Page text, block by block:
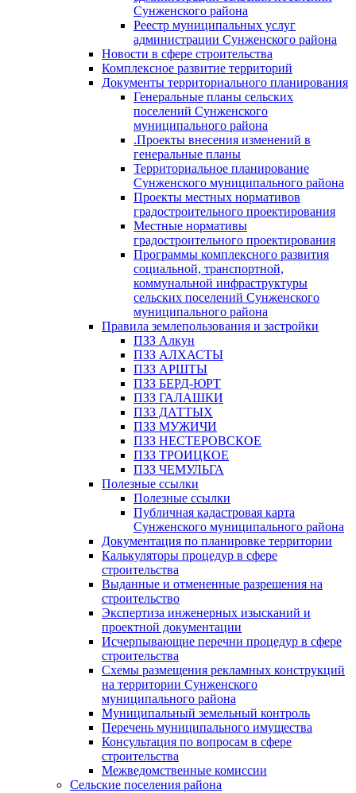
Сунженского района
Реестр муниципальных услуг
администрации Сунженского района
Новости в сфере строительства
Комплексное развитие территорий
Документы территориального планирования
Генеральные планы сельских
поселений Сунженского
муниципального района
.Проекты внесения изменений в
генеральные планы
Территориальное планирование
Сунженского муниципального района
Проекты местных нормативов
градостроительного проектирования
Местные нормативы
градостроительного проектирования
Программы комплексного развития
социальной, транспортной,
коммунальной инфраструктуры
сельских поселений Сунженского
муниципального района
Правила землепользования и застройки
ПЗЗ Алкун
ПЗЗ АЛХАСТЫ
ПЗЗ АРШТЫ
ПЗЗ БЕРД-ЮРТ
ПЗЗ ГАЛАШКИ
ПЗЗ ДАТТЫХ
ПЗЗ МУЖИЧИ
ПЗЗ НЕСТЕРОВСКОЕ
ПЗЗ ТРОИЦКОЕ
ПЗЗ ЧЕМУЛЬГА
Полезные ссылки
Полезные ссылки
Публичная кадастровая карта
Сунженского муниципального района
Документация по планировке территории
Калькуляторы процедур в сфере
строительства
Выданные и отмененные разрешения на
строительство
Экспертиза инженерных изысканий и
проектной документации
Исчерпывающие перечни процедур в сфере
строительства
Схемы размещения рекламных конструкций
на территории Сунженского
муниципального района
Муниципальный земельный контроль
Перечень муниципального имущества
Консультация по вопросам в сфере
строительства
Межведомственные комиссии
Сельские поселения района